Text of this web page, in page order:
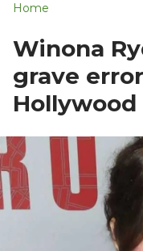
Home
Winona
grave
Hollywood